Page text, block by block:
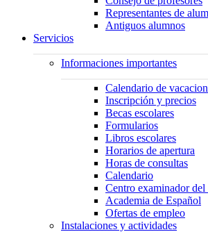
Representantes de
Antiguos alumnos
Servicios
Informaciones importantes
Calendario de
Inscripción y precios
Becas escolares
Formularios
Libros escolares
Horarios de apertura
Horas de consultas
Calendario
Centro examinador
Academia de Español
Ofertas de empleo
Instalaciones y actividades